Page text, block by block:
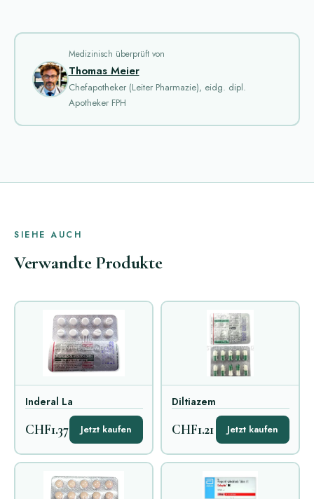
Medizinisch überprüft von
Thomas Meier
Chefapotheker (Leiter Pharmazie), eidg. dipl.
Apotheker FPH
SIEHE AUCH
Verwandte Produkte
Inderal La
CHF1.37 Jetzt kaufen
Diltiazem
CHF1.21 Jetzt kaufen